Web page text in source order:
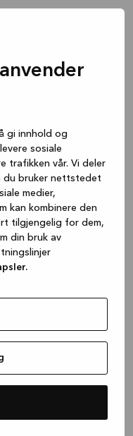
gi innhold og
sosiale
trafikken vår. Vi deler
du bruker nettstedet
medier,
kan kombinere den
tilgjengelig for dem,
din bruk av
console for more
.